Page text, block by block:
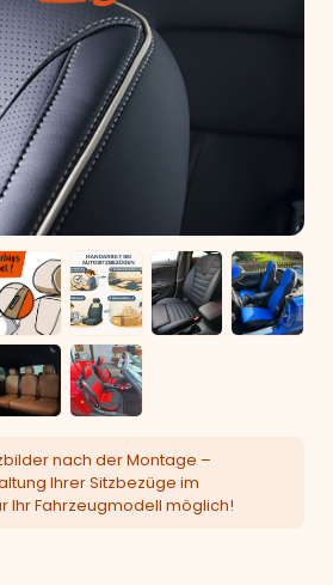
nach der Montage –
Ihrer Sitzbezüge im
Ihr Fahrzeugmodell möglich!